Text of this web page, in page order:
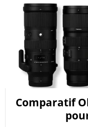
Comparatif